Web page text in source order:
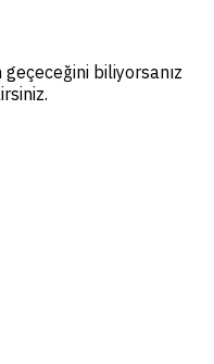
biliyorsanız